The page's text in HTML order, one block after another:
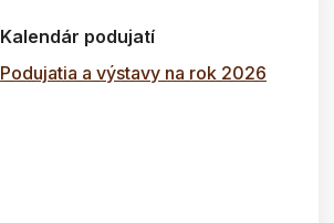
Kalendár podujatí
Podujatia a výstavy na rok 2026